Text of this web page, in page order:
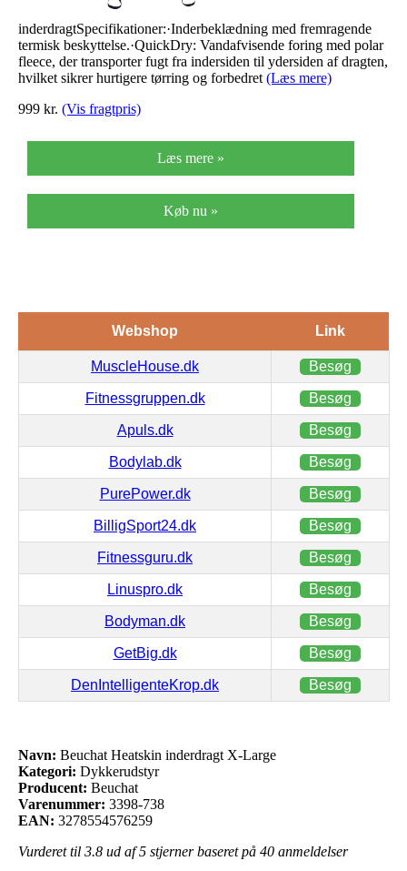
inderdragtSpecifikationer:·Inderbeklædning med fremragende
termisk beskyttelse.·QuickDry: Vandafvisende foring med polar
fleece, der transporter fugt fra indersiden til ydersiden af dragten,
hvilket sikrer hurtigere tørring og forbedret(Læs mere)
999 kr. (Vis fragtpris)
Læs mere »
Køb nu »
Webshop Link
MuscleHouse.dk Besøg
Fitnessgruppen.dk Besøg
Apuls.dk Besøg
Bodylab.dk Besøg
PurePower.dk Besøg
BilligSport24.dk Besøg
Fitnessguru.dk Besøg
Linuspro.dk Besøg
Bodyman.dk Besøg
GetBig.dk Besøg
DenIntelligenteKrop.dk Besøg
Navn: Beuchat Heatskin inderdragt X-Large
Kategori: Dykkerudstyr
Producent: Beuchat
Varenummer: 3398-738
EAN: 3278554576259
Vurderet til 3.8 ud af 5 stjerner baseret på 40 anmeldelser